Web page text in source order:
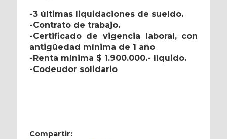
-3 últimas liquidaciones de sueldo.
-Contrato de trabajo.
-Certificado de vigencia laboral, con
antigüedad mínima de 1 año
-Renta mínima $ 1.900.000.- líquido.
-Codeudor solidario
Compartir: